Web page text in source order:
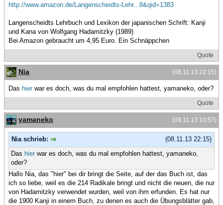
http://www.amazon.de/Langenscheidts-Lehr...8&qid=1383
Langenscheidts Lehrbuch und Lexikon der japanischen Schrift: Kanji
und Kana von Wolfgang Hadamitzky (1989)
Bei Amazon gebraucht um 4,95 Euro. Ein Schnäppchen
Quote
(08.11.13 22:15)
Nia
Das hierwar es doch, was du mal empfohlen hattest, yamaneko, oder?
Quote
(09.11.13 10:57)
yamaneko
(08.11.13 22:15)
Nia schrieb:
Das hier war es doch, was du mal empfohlen hattest, yamaneko,
oder?
Hallo Nia, das "hier" bei dir bringt die Seite, auf der das Buch ist, das
ich so liebe, weil es die 214 Radikale bringt und nicht die neuen, die nur
von Hadamitzky verwendet wurden, weil von ihm erfunden. Es hat nur
die 1900 Kanji in einem Buch, zu denen es auch die Übungsblätter gab,